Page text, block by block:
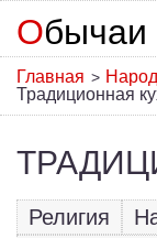
Обычаи
Главная >
Традиционная
Религия